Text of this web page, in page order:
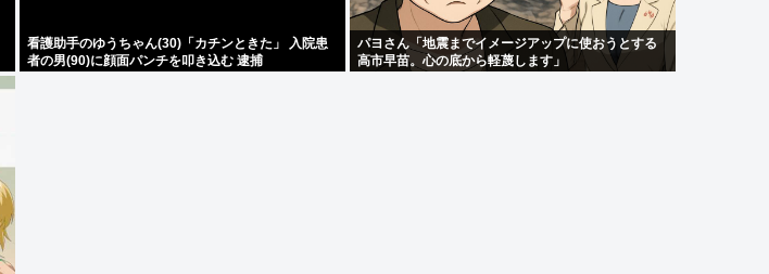
看護助手のゆうちゃん(30)「カチンときた」 入院患
者の男(90)に顔面パンチを叩き込む 逮捕
パヨさん「地震までイメージアップに使おうとする
高市早苗。心の底から軽蔑します」